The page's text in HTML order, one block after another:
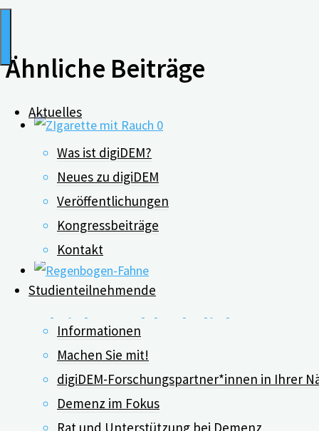
Aktuelles
Was ist digiDEM?
Neues zu digiDEM
Veröffentlichungen
Kongressbeiträge
Kontakt
Studienteilnehmende
Informationen
Machen Sie mit!
digiDEM-Forschungspartner*innen in Ihrer
Demenz im Fokus
Rat und Unterstützung bei Demenz
Ähnliche Beiträge
0
Passivrauchen kann
18.03.2021
Gleichgeschlechtliche
13.07.2020